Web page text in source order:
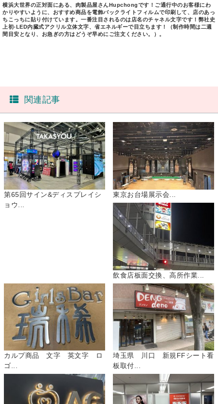
横浜大世界の正対面にある、肉製品屋さんHupchongです！ご通行中のお客様にわ
かりやすいように、おすすめ商品を電飾バックライトフィルムで印刷して、店のあっ
ちこっちに貼り付けています。一番注目されるのは店名のチャネル文字です！弊社史
上初-LED内臓式アクリル立体文字、省エネルギーで目立ちます！（制作時間は二週
間目安となり、お急ぎの方はどうぞ早めにご注文ください。）。
関連記事
第65回サイン&ディスプレイシ
ョウ...
東京お台場展示会...
飲食店板面交換、高所作業...
カルプ商品 文字 英文字 ロ
ゴ...
埼玉県 川口 新規FFシート看
板取付...